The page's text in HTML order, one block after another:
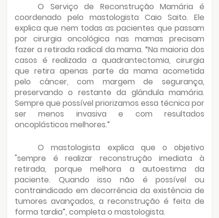
O Serviço de Reconstrução Mamária é
coordenado pelo mastologista Caio Saito. Ele
explica que nem todas as pacientes que passam
por cirurgia oncológica nas mamas precisam
fazer a retirada radical da mama. “Na maioria dos
casos é realizada a quadrantectomia, cirurgia
que retira apenas parte da mama acometida
pelo câncer, com margem de segurança,
preservando o restante da glândula mamária.
Sempre que possível priorizamos essa técnica por
ser menos invasiva e com resultados
oncoplásticos melhores.”
O mastologista explica que o objetivo
"sempre é realizar reconstrução imediata à
retirada, porque melhora a autoestima da
paciente. Quando isso não é possível ou
contraindicado em decorrência da existência de
tumores avançados, a reconstrução é feita de
forma tardia”, completa o mastologista.